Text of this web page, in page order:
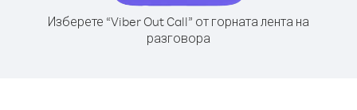
Изберете “Viber Out Call” от горната лента на
разговора